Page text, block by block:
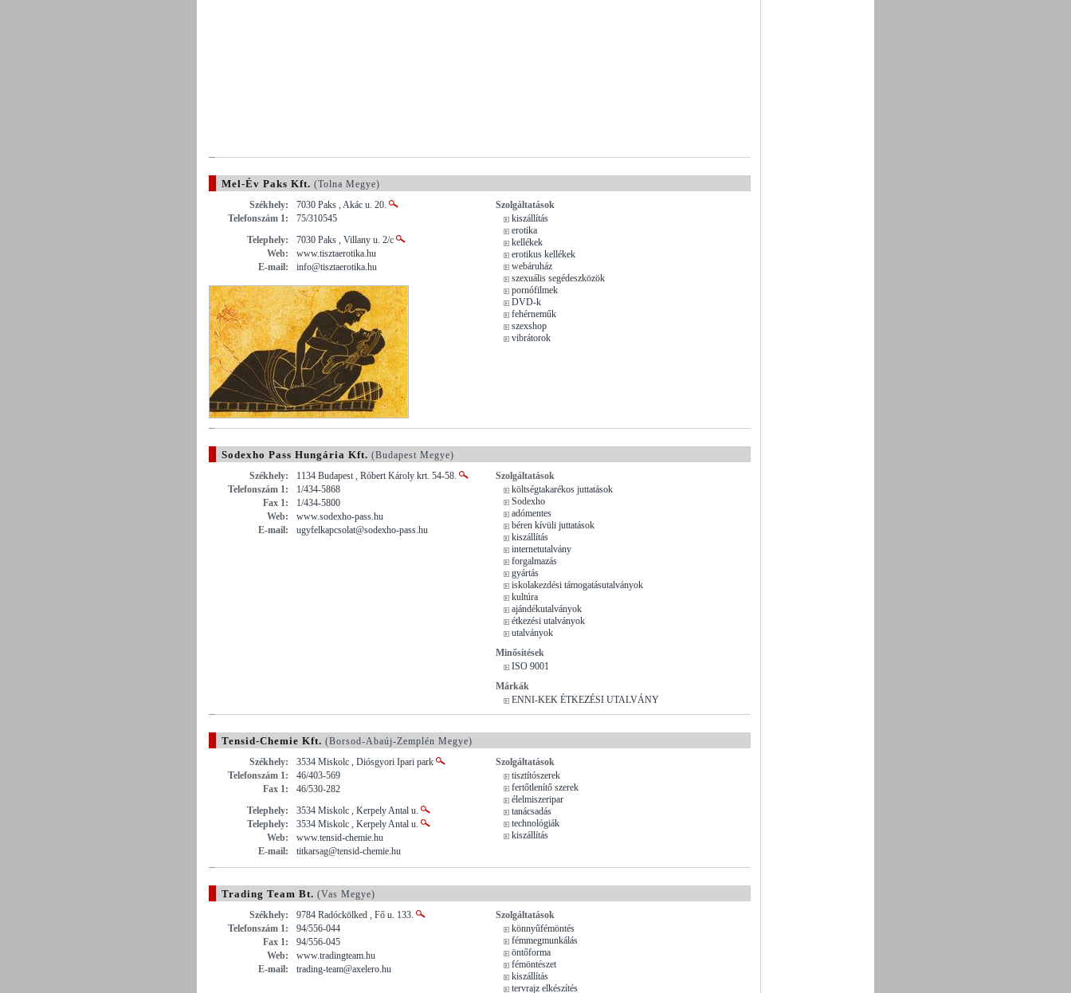
Mel-Év Paks Kft. (Tolna Megye)
Székhely:
7030 Paks , Akác u. 20.
Telefonszám 1:
75/310545
Telephely:
7030 Paks , Villany u. 2/c
Web:
www.tisztaerotika.hu
E-mail:
info@tisztaerotika.hu
Szolgáltatások
kiszállítás
erotika
kellékek
erotikus kellékek
webáruház
szexuális segédeszközök
pornófilmek
DVD-k
fehérneműk
szexshop
vibrátorok
Sodexho Pass Hungária Kft. (Budapest Megye)
Székhely:
1134 Budapest , Róbert Károly krt. 54-58.
Telefonszám 1:
1/434-5868
Fax 1:
1/434-5800
Web:
www.sodexho-pass.hu
E-mail:
ugyfelkapcsolat@sodexho-pass.hu
Szolgáltatások
költségtakarékos juttatások
Sodexho
adómentes
béren kívüli juttatások
kiszállítás
internetutalvány
forgalmazás
gyártás
iskolakezdési támogatásutalványok
kultúra
ajándékutalványok
étkezési utalványok
utalványok
Minősítések
ISO 9001
Márkák
ENNI-KEK ÉTKEZÉSI UTALVÁNY
Tensid-Chemie Kft. (Borsod-Abaúj-Zemplén Megye)
Székhely:
3534 Miskolc , Diósgyori Ipari park
Telefonszám 1:
46/403-569
Fax 1:
46/530-282
Telephely:
3534 Miskolc , Kerpely Antal u.
Telephely:
3534 Miskolc , Kerpely Antal u.
Web:
www.tensid-chemie.hu
E-mail:
titkarsag@tensid-chemie.hu
Szolgáltatások
tisztítószerek
fertőtlenítő szerek
élelmiszeripar
tanácsadás
technológiák
kiszállítás
Trading Team Bt. (Vas Megye)
Székhely:
9784 Radóckölked , Fő u. 133.
Telefonszám 1:
94/556-044
Fax 1:
94/556-045
Web:
www.tradingteam.hu
E-mail:
trading-team@axelero.hu
Szolgáltatások
könnyűfémöntés
fémmegmunkálás
öntőforma
fémöntészet
kiszállítás
tervrajz elkészítés